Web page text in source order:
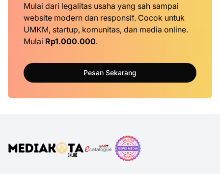
Mulai dari legalitas usaha yang sah sampai
website modern dan responsif. Cocok untuk
UMKM, startup, komunitas, dan media online.
Mulai Rp1.000.000.
Pesan Sekarang